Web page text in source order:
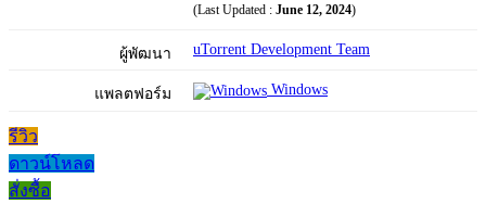
(Last Updated : June 12, 2024)
ผู้พัฒนา uTorrent Development Team
แพลตฟอร์ม Windows
รีวิว
ดาวน์โหลด
สั่งซื้อ